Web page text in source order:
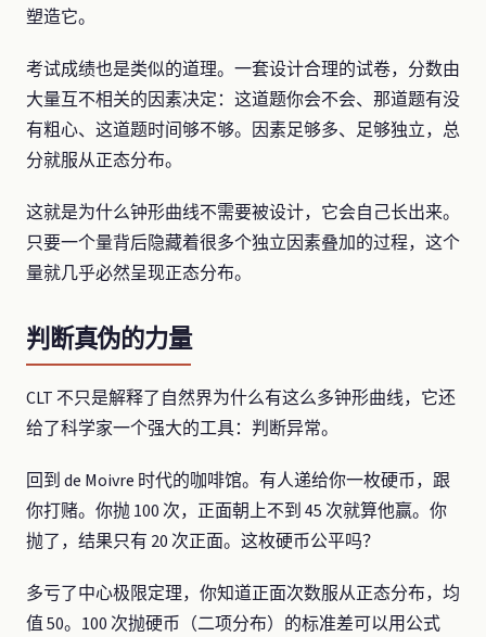
塑造它。
考试成绩也是类似的道理。一套设计合理的试卷，分数由
大量互不相关的因素决定：这道题你会不会、那道题有没
有粗心、这道题时间够不够。因素足够多、足够独立，总
分就服从正态分布。
这就是为什么钟形曲线不需要被设计，它会自己长出来。
只要一个量背后隐藏着很多个独立因素叠加的过程，这个
量就几乎必然呈现正态分布。
判断真伪的力量
CLT 不只是解释了自然界为什么有这么多钟形曲线，它还
给了科学家一个强大的工具：判断异常。
回到 de Moivre 时代的咖啡馆。有人递给你一枚硬币，跟
你打赌。你抛 100 次，正面朝上不到 45 次就算他赢。你
抛了，结果只有 20 次正面。这枚硬币公平吗？
多亏了中心极限定理，你知道正面次数服从正态分布，均
值 50。100 次抛硬币（二项分布）的标准差可以用公式